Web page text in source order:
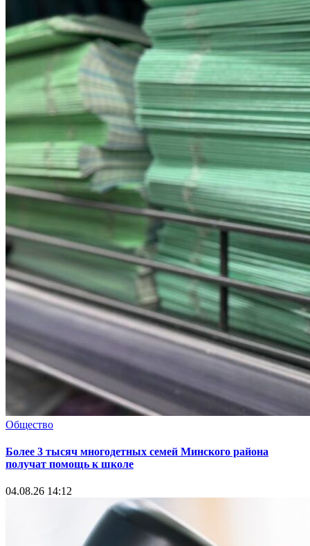
Общество
Более 3 тысяч многодетных семей Минского района
получат помощь к школе
04.08.26 14:12